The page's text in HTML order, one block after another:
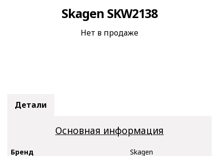
Skagen SKW2138
Нет в продаже
Детали
Основная информация
Бренд
Skagen